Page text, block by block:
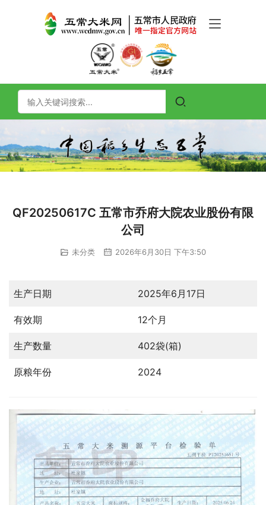
QF20250617C 五常市乔府大院农业股份有限
公司
未分类 2026年6月30日 下午3:50
生产日期 2025年6月17日
有效期 12个月
生产数量 402袋(箱)
原粮年份 2024